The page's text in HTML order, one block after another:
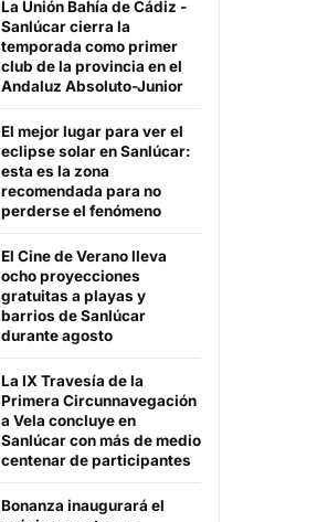
La Unión Bahía de Cádiz -
Sanlúcar cierra la
temporada como primer
club de la provincia en el
Andaluz Absoluto-Junior
El mejor lugar para ver el
eclipse solar en Sanlúcar:
esta es la zona
recomendada para no
perderse el fenómeno
El Cine de Verano lleva
ocho proyecciones
gratuitas a playas y
barrios de Sanlúcar
durante agosto
La IX Travesía de la
Primera Circunnavegación
a Vela concluye en
Sanlúcar con más de medio
centenar de participantes
Bonanza inaugurará el